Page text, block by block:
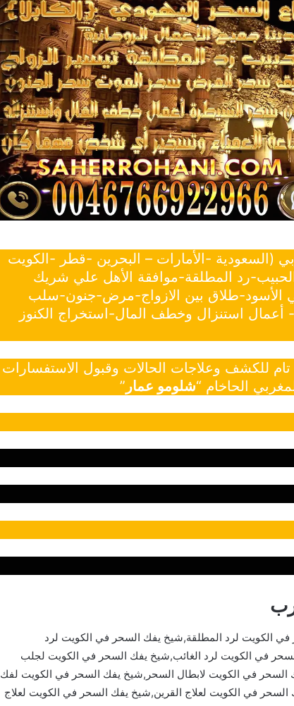
(السعودية -الأمارات – البحرين -قطر -الكويت
رد المطلقة-موافقة الأهل علي شريك
الأسود-طلاق بين الازواج-مرض-جنون-سلب
أعمال استنزال وخطف المال-استخراج الكنوز
تام للكشف وعلاجات الحالات وقبول الاستفسارات
الحاخام “شلومو عمار ”
الكويت لرد المطلقة,شيخ يفك السحر في الكويت لرد
في الكويت لرد الغائب,شيخ يفك السحر في الكويت لجلب
في الكويت لابطال السحر,شيخ يفك السحر في الكويت لفك
في الكويت لعلاج القرين,شيخ يفك السحر في الكويت لعلاج